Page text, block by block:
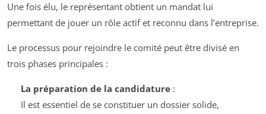
Une fois élu, le représentant obtient un mandat lui
permettant de jouer un rôle actif et reconnu dans l’entreprise.
Le processus pour rejoindre le comité peut être divisé en
trois phases principales :
La préparation de la candidature:
Il est essentiel de se constituer un dossier solide,